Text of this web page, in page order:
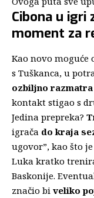
Cibona u igri
moment za
Kao novo moguće
s Tuškanca, u
ozbiljno razmatra
kontakt stigao s
Jedina prepreka?
igrača do kraja
ugovor”, kao što
Luka kratko
Baskonije.
značio bi veliko